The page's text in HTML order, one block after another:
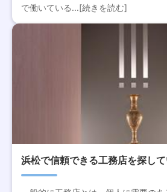
で働いている...[続きを読む]
浜松で信頼できる工務店を探し